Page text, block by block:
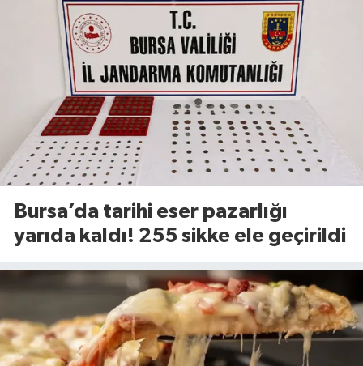
Bursa’da tarihi eser pazarlığı
yarıda kaldı! 255 sikke ele geçirildi